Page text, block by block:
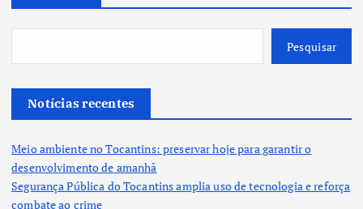
Pesquisar
Notícias recentes
Meio ambiente no Tocantins: preservar hoje para garantir o
desenvolvimento de amanhã
Segurança Pública do Tocantins amplia uso de tecnologia e reforça
combate ao crime